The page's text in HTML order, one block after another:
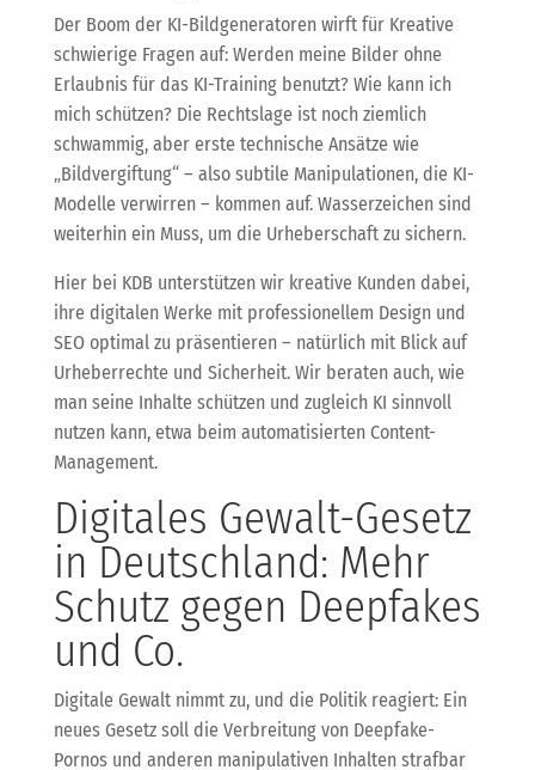
Der Boom der KI-Bildgeneratoren wirft für Kreative
schwierige Fragen auf: Werden meine Bilder ohne
Erlaubnis für das KI-Training benutzt? Wie kann ich
mich schützen? Die Rechtslage ist noch ziemlich
schwammig, aber erste technische Ansätze wie
„Bildvergiftung“ – also subtile Manipulationen, die KI-
Modelle verwirren – kommen auf. Wasserzeichen sind
weiterhin ein Muss, um die Urheberschaft zu sichern.
Hier bei KDB unterstützen wir kreative Kunden dabei,
ihre digitalen Werke mit professionellem Design und
SEO optimal zu präsentieren – natürlich mit Blick auf
Urheberrechte und Sicherheit. Wir beraten auch, wie
man seine Inhalte schützen und zugleich KI sinnvoll
nutzen kann, etwa beim automatisierten Content-
Management.
Digitales Gewalt-Gesetz
in Deutschland: Mehr
Schutz gegen Deepfakes
und Co.
Digitale Gewalt nimmt zu, und die Politik reagiert: Ein
neues Gesetz soll die Verbreitung von Deepfake-
Pornos und anderen manipulativen Inhalten strafbar